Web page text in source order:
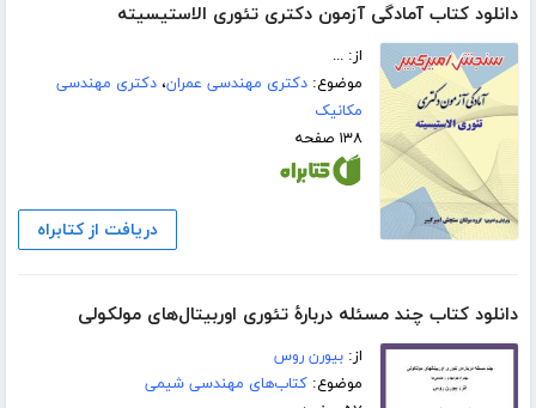
دانلود کتاب آمادگی آزمون دکتری تئوری الاستیسیته
از: ...
موضوع:دکتری مهندسی عمران،دکتری مهندسی
مکانیک
۱۳۸ صفحه
دریافت از کتابراه
دانلود کتاب چند مسئله دربارۀ تئوری اوربیتال‌های مولکولی
از:بیورن روس
موضوع:کتاب‌های مهندسی شیمی